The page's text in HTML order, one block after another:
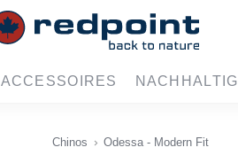
ACCESSOIRES NACHHALTIG
Chinos Odessa - Modern Fit